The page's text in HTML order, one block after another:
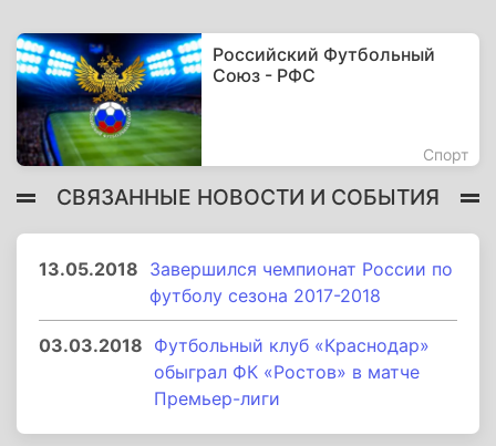
Российский Футбольный
Союз - РФС
Спорт
СВЯЗАННЫЕ НОВОСТИ И СОБЫТИЯ
13.05.2018 Завершился чемпионат России по
футболу сезона 2017-2018
03.03.2018 Футбольный клуб «Краснодар»
обыграл ФК «Ростов» в матче
Премьер-лиги